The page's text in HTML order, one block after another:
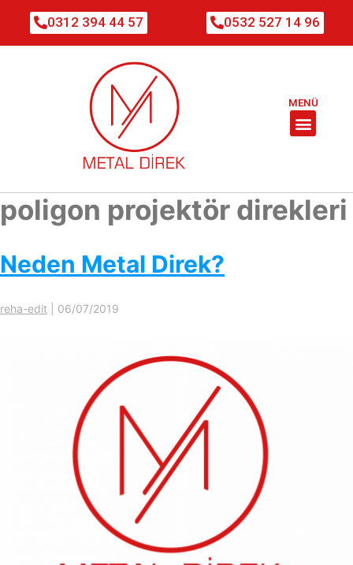
0312 394 44 57 0532 527 14 96
MENÜ
poligon projektör direkleri
Neden Metal Direk?
reha-edit 06/07/2019